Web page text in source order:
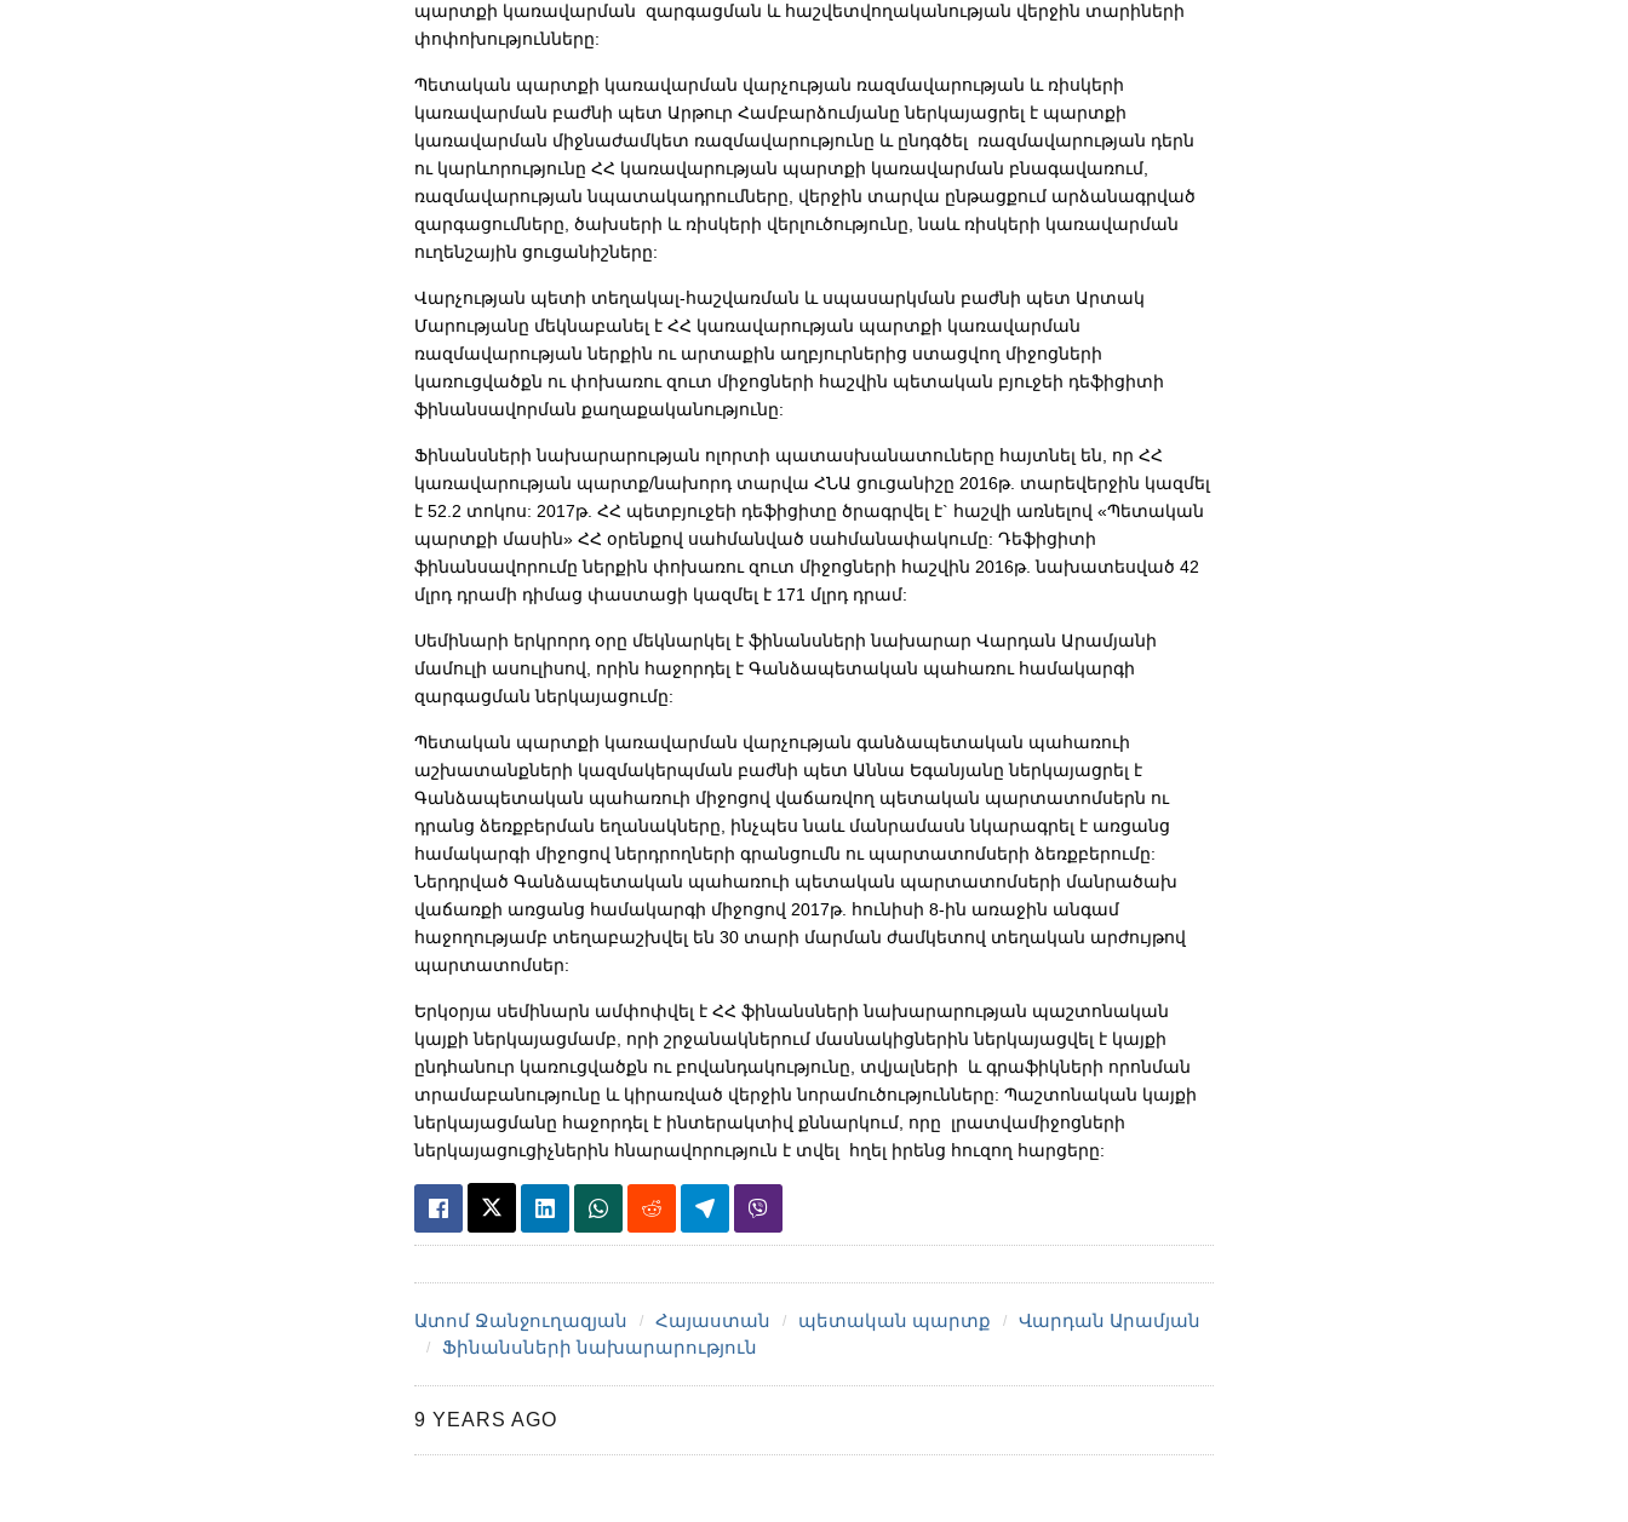
պարտքի կառավարման զարգացման և հաշվետվողականության վերջին տարիների
փոփոխությունները:
Պետական պարտքի կառավարման վարչության ռազմավարության և ռիսկերի
կառավարման բաժնի պետ Արթուր Համբարձումյանը ներկայացրել է պարտքի
կառավարման միջնաժամկետ ռազմավարությունը և ընդգծել ռազմավարության դերն
ու կարևորությունը ՀՀ կառավարության պարտքի կառավարման բնագավառում,
ռազմավարության նպատակադրումները, վերջին տարվա ընթացքում արձանագրված
զարգացումները, ծախսերի և ռիսկերի վերլուծությունը, նաև ռիսկերի կառավարման
ուղենշային ցուցանիշները:
Վարչության պետի տեղակալ-հաշվառման և սպասարկման բաժնի պետ Արտակ
Մարությանը մեկնաբանել է ՀՀ կառավարության պարտքի կառավարման
ռազմավարության ներքին ու արտաքին աղբյուրներից ստացվող միջոցների
կառուցվածքն ու փոխառու զուտ միջոցների հաշվին պետական բյուջեի դեֆիցիտի
ֆինանսավորման քաղաքականությունը:
Ֆինանսների նախարարության ոլորտի պատասխանատուները հայտնել են, որ ՀՀ
կառավարության պարտք/նախորդ տարվա ՀՆԱ ցուցանիշը 2016թ. տարեվերջին կազմել
է 52.2 տոկոս: 2017թ. ՀՀ պետբյուջեի դեֆիցիտը ծրագրվել է` հաշվի առնելով «Պետական
պարտքի մասին» ՀՀ օրենքով սահմանված սահմանափակումը: Դեֆիցիտի
ֆինանսավորումը ներքին փոխառու զուտ միջոցների հաշվին 2016թ. նախատեսված 42
մլրդ դրամի դիմաց փաստացի կազմել է 171 մլրդ դրամ:
Սեմինարի երկրորդ օրը մեկնարկել է ֆինանսների նախարար Վարդան Արամյանի
մամուլի ասուլիսով, որին հաջորդել է Գանձապետական պահառու համակարգի
զարգացման ներկայացումը:
Պետական պարտքի կառավարման վարչության գանձապետական պահառուի
աշխատանքների կազմակերպման բաժնի պետ Աննա Եգանյանը ներկայացրել է
Գանձապետական պահառուի միջոցով վաճառվող պետական պարտատոմսերն ու
դրանց ձեռքբերման եղանակները, ինչպես նաև մանրամասն նկարագրել է առցանց
համակարգի միջոցով ներդրողների գրանցումն ու պարտատոմսերի ձեռքբերումը:
Ներդրված Գանձապետական պահառուի պետական պարտատոմսերի մանրածախ
վաճառքի առցանց համակարգի միջոցով 2017թ. հունիսի 8-ին առաջին անգամ
հաջողությամբ տեղաբաշխվել են 30 տարի մարման ժամկետով տեղական արժույթով
պարտատոմսեր:
Երկօրյա սեմինարն ամփոփվել է ՀՀ ֆինանսների նախարարության պաշտոնական
կայքի ներկայացմամբ, որի շրջանակներում մասնակիցներին ներկայացվել է կայքի
ընդհանուր կառուցվածքն ու բովանդակությունը, տվյալների և գրաֆիկների որոնման
տրամաբանությունը և կիրառված վերջին նորամուծությունները: Պաշտոնական կայքի
ներկայացմանը հաջորդել է ինտերակտիվ քննարկում, որը լրատվամիջոցների
ներկայացուցիչներին հնարավորություն է տվել հղել իրենց հուզող հարցերը:
Ատոմ Ջանջուղազյան Հայաստան պետական պարտք
Վարդան Արամյան
Ֆինանսների նախարարություն
9 YEARS AGO